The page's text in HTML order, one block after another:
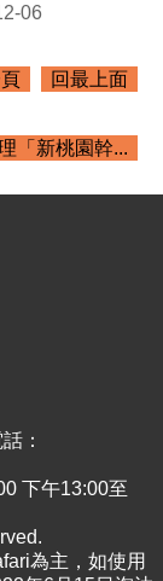
06
回最上面
「新桃園幹...
：
下午13:00至
為主，如使用